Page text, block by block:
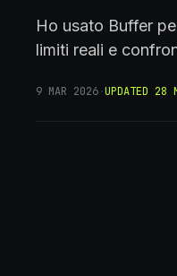
Ho usato Buffer
limiti reali e
9 MAR 2026·UPDATED 28